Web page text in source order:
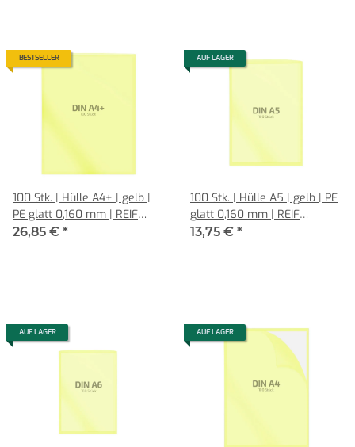
BESTSELLER
100 Stk. | Hülle A4+ | gelb |
PE glatt 0,160 mm | REIF
Hamburg
26,85 € *
AUF LAGER
100 Stk. | Hülle A5 | gelb | PE
glatt 0,160 mm | REIF
Hamburg
13,75 € *
AUF LAGER AUF LAGER